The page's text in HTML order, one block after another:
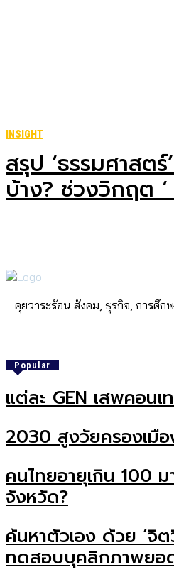
INSIGHT
สรุป ‘ธรรมศาสตร์
บ้าง? ช่วงวิกฤต ‘
คุยวาระร้อน สังคม, ธุรกิจ, การศึ
Popular
แต่ละ GEN เสพคอน
2030 สูงวัยครองเมือ
คนไทยอายุเกิน 100 ม
จังหวัด?
ค้นหาตัวเอง ด้วย ‘จิ
ทดสอบบุคลิกภาพยอ